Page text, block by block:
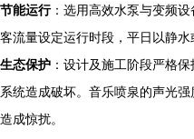
节能运行：选用高效水泵与变频
客流量设定运行时段，平日以静水
生态保护 ：设计及施工阶段严格
系统造成破坏。音乐喷泉的声光
造成惊扰。